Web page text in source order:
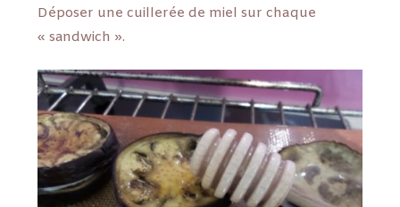
Déposer une cuillerée de miel sur chaque
« sandwich ».